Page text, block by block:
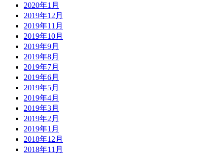
2020年1月
2019年12月
2019年11月
2019年10月
2019年9月
2019年8月
2019年7月
2019年6月
2019年5月
2019年4月
2019年3月
2019年2月
2019年1月
2018年12月
2018年11月